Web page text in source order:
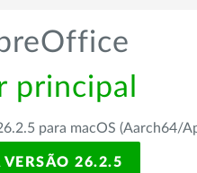
principal
para macOS (Aarch64/
VERSÃO 26.2.5